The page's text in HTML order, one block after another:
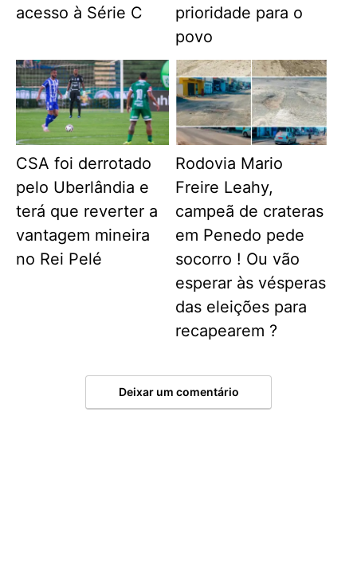
acesso à Série C
prioridade para o
povo
CSA foi derrotado
pelo Uberlândia e
terá que reverter a
vantagem mineira
no Rei Pelé
Rodovia Mario
Freire Leahy,
campeã de crateras
em Penedo pede
socorro ! Ou vão
esperar às vésperas
das eleições para
recapearem ?
Deixar um comentário